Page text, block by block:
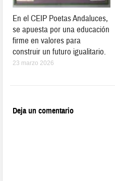
En el CEIP Poetas Andaluces,
se apuesta por una educación
firme en valores para
construir un futuro igualitario.
23 marzo 2026
Deja un comentario